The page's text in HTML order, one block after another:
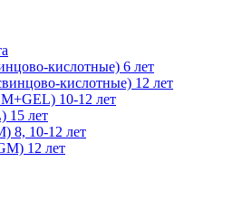
кислотные) 6 лет
кислотные) 12 лет
10-12 лет
15 лет
8, 10-12 лет
12 лет